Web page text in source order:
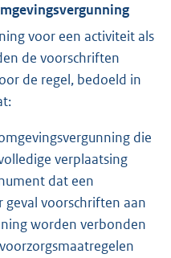
voor een activiteit als
de voorschriften
de regel, bedoeld in
die
verplaatsing
dat een
geval voorschriften aan
worden verbonden